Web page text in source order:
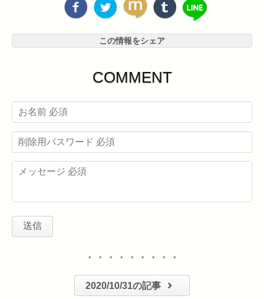
この情報をシェア
COMMENT
・・・・・・・・・
2020/10/31の記事